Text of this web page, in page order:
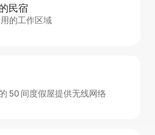
民宿
的工作区域
50 间度假屋提供无线网络